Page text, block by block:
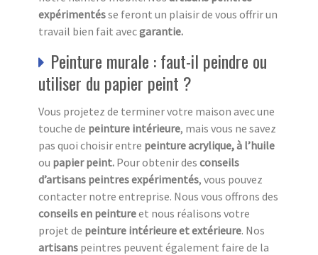
expérimentésse feront un plaisir de vous offrir un
travail bien fait avecgarantie.
Peinture murale : faut-il peindre ou
utiliser du papier peint ?
Vous projetez de terminer votre maison avec une
touche de peinture intérieure, mais vous ne savez
pas quoi choisir entre peinture acrylique, à l’huile
ou papier peint. Pour obtenir des conseils
d’artisans peintres expérimentés, vous pouvez
contacter notre entreprise. Nous vous offrons des
conseils en peintureet nous réalisons votre
projet de peinture intérieure et extérieure. Nos
artisans peintres peuvent également faire de la